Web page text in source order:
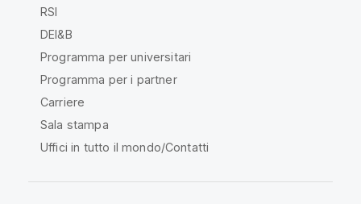
RSI
DEI&B
Programma per universitari
Programma per i partner
Carriere
Sala stampa
Uffici in tutto il mondo/Contatti